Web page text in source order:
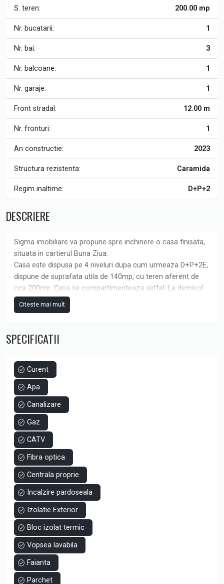
S. teren: 200.00 mp
Nr. bucatarii: 1
Nr. bai: 3
Nr. balcoane: 1
Nr. garaje: 1
Front stradal: 12.00 m
Nr. fronturi: 1
An constructie: 2023
Structura rezistenta: Caramida
Regim inaltime: D+P+2
DESCRIERE
Sigma imobiliare va propune spre inchiriere o casa finisata,
situata in cartierul Buna Ziua.
Casa este dispusa pe 4 niveluri dupa cum urmeaza D+P+2E,
dispune de suprafata utila de 140mp, cu teren aferent de
cca 200mp. Casa se compartimenteaza astfel: La demisol
avem garajul, camera pentru depozitare si scari interioare.
La parter gasim livingul, bucataria complet utilata, spatiu
Etajele sunt compuse din 3 dormitoare, 2 dressinguri, balcon
si 2 bai. Finisajele pe care le detine sunt moderne printre
faianta moderna, centrala termica individuala, geamuri PVC,
incalzire in pardoseala, acces auto automatizat etc.
Datorita zonei in care se afla imobilul, acesta este pretabil
pentru o familie. Pentru mai multe detalii ne puteti contacta
la numarul de telefon afisat.
Citeste mai mult
SPECIFICATII
Curent
Apa
Canalizare
Gaz
CATV
Fibra optica
Centrala proprie
Incalzire pardoseala
Izolatie Exterior
Bloc izolat termic
Vopsea lavabila
Faianta
Parchet